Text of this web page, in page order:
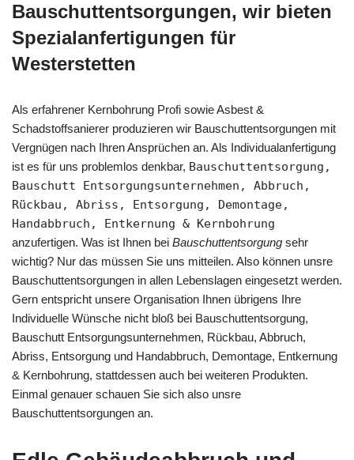
Bauschuttentsorgungen, wir bieten
Spezialanfertigungen für
Westerstetten
Als erfahrener Kernbohrung Profi sowie Asbest &
Schadstoffsanierer produzieren wir Bauschuttentsorgungen mit
Vergnügen nach Ihren Ansprüchen an. Als Individualanfertigung
ist es für uns problemlos denkbar, Bauschuttentsorgung,
Bauschutt Entsorgungsunternehmen, Abbruch,
Rückbau, Abriss, Entsorgung, Demontage,
Handabbruch, Entkernung & Kernbohrung
anzufertigen. Was ist Ihnen bei Bauschuttentsorgung sehr
wichtig? Nur das müssen Sie uns mitteilen. Also können unsre
Bauschuttentsorgungen in allen Lebenslagen eingesetzt werden.
Gern entspricht unsere Organisation Ihnen übrigens Ihre
Individuelle Wünsche nicht bloß bei Bauschuttentsorgung,
Bauschutt Entsorgungsunternehmen, Rückbau, Abbruch,
Abriss, Entsorgung und Handabbruch, Demontage, Entkernung
& Kernbohrung, stattdessen auch bei weiteren Produkten.
Einmal genauer schauen Sie sich also unsre
Bauschuttentsorgungen an.